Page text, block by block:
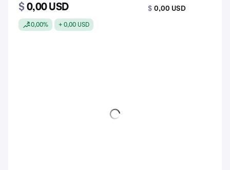
$ 0,00 USD
0,00% + 0,00 USD
$ 0,00 USD